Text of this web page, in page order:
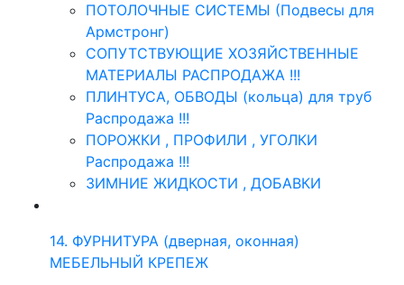
ПОТОЛОЧНЫЕ СИСТЕМЫ (Подвесы для
Армстронг)
СОПУТСТВУЮЩИЕ ХОЗЯЙСТВЕННЫЕ
МАТЕРИАЛЫ РАСПРОДАЖА !!!
ПЛИНТУСА, ОБВОДЫ (кольца) для труб
Распродажа !!!
ПОРОЖКИ , ПРОФИЛИ , УГОЛКИ
Распродажа !!!
ЗИМНИЕ ЖИДКОСТИ , ДОБАВКИ
14. ФУРНИТУРА (дверная, оконная)
МЕБЕЛЬНЫЙ КРЕПЕЖ